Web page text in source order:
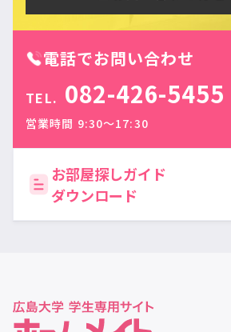
電話でお問い合わせ
TEL. 082-426-5455
営業時間 9:30〜17:30
お部屋探しガイド
ダウンロード